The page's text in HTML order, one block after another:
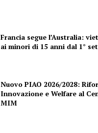
Francia segue l’Australia:
ai minori di 15 anni dal 1°
Nuovo PIAO 2026/2028:
Innovazione e Welfare al
MIM